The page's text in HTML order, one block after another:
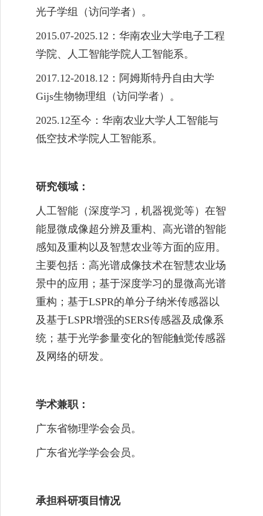
光子学组（访问学者）。
2015.07-2025.12 ： 华南农业大学电子工程
学院、人工智能学院人工智能系。
2017.12-2018.12 ： 阿姆斯特丹自由大学
Gijs生物物理组（访问学者）。
2025.12至今： 华南农业大学人工智能与
低空技术学院 人工智能系。
研究领域：
人工智能（深度学习，机器视觉等）在智
能显微成像超分辨及重构、高光谱的智能
感知及重构以及智慧农业等方面的应用。
主要包括：高光谱成像技术在智慧农业场
景中的应用；基于深度学习的显微高光谱
重构；基于LSPR的单分子纳米传感器以
及基于LSPR增强的SERS传感器及成像系
统；基于光学参量变化的智能触觉传感器
及网络的研发。
学术兼职：
广东省物理学会会员。
广东省光学学会会员。
承担科研项目情况